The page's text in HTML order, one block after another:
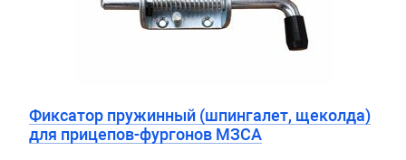
Фиксатор пружинный (шпингалет, щеколда)
для прицепов-фургонов МЗСА